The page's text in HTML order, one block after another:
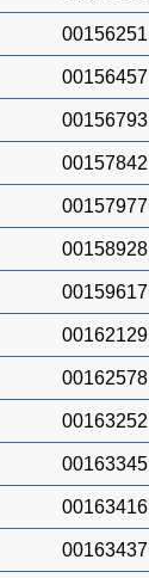
00156251
00156457
00156793
00157842
00157977
00158928
00159617
00162129
00162578
00163252
00163345
00163416
00163437